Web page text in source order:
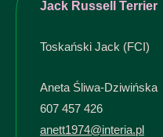
Jack Russell Terrier
Toskański Jack (FCI)
Aneta Śliwa-Dziwińska
607 457 426
anett1974@interia.pl